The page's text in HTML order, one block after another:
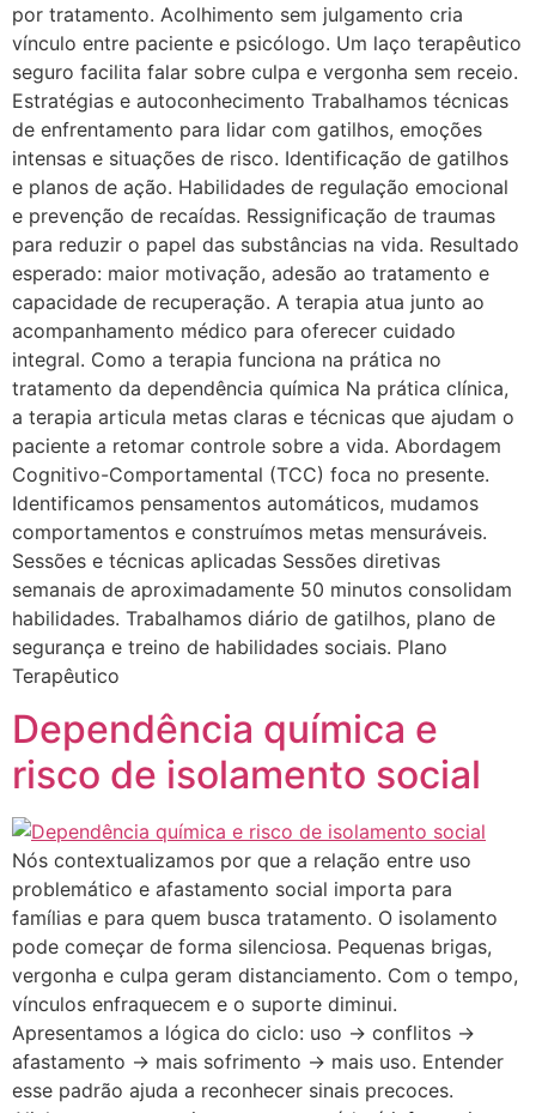
por tratamento. Acolhimento sem julgamento cria
vínculo entre paciente e psicólogo. Um laço terapêutico
seguro facilita falar sobre culpa e vergonha sem receio.
Estratégias e autoconhecimento Trabalhamos técnicas
de enfrentamento para lidar com gatilhos, emoções
intensas e situações de risco. Identificação de gatilhos
e planos de ação. Habilidades de regulação emocional
e prevenção de recaídas. Ressignificação de traumas
para reduzir o papel das substâncias na vida. Resultado
esperado: maior motivação, adesão ao tratamento e
capacidade de recuperação. A terapia atua junto ao
acompanhamento médico para oferecer cuidado
integral. Como a terapia funciona na prática no
tratamento da dependência química Na prática clínica,
a terapia articula metas claras e técnicas que ajudam o
paciente a retomar controle sobre a vida. Abordagem
Cognitivo-Comportamental (TCC) foca no presente.
Identificamos pensamentos automáticos, mudamos
comportamentos e construímos metas mensuráveis.
Sessões e técnicas aplicadas Sessões diretivas
semanais de aproximadamente 50 minutos consolidam
habilidades. Trabalhamos diário de gatilhos, plano de
segurança e treino de habilidades sociais. Plano
Terapêutico
Dependência química e
risco de isolamento social
Nós contextualizamos por que a relação entre uso
problemático e afastamento social importa para
famílias e para quem busca tratamento. O isolamento
pode começar de forma silenciosa. Pequenas brigas,
vergonha e culpa geram distanciamento. Com o tempo,
vínculos enfraquecem e o suporte diminui.
Apresentamos a lógica do ciclo: uso → conflitos →
afastamento → mais sofrimento → mais uso. Entender
esse padrão ajuda a reconhecer sinais precoces.